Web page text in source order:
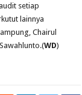
setiap
lainnya
Chairul
WD)